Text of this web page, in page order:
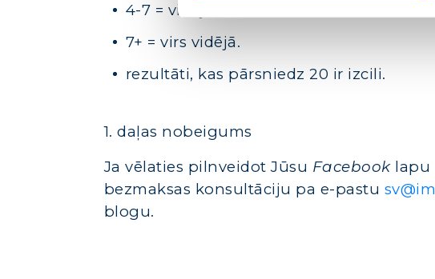
4-7 = vidēji.
7+ = virs vidējā.
rezultāti, kas pārsniedz 20 ir izcili.
1. daļas nobeigums
Ja vēlaties pilnveidot Jūsu Facebook lapu
bezmaksas konsultāciju pa e-pastu
blogu.